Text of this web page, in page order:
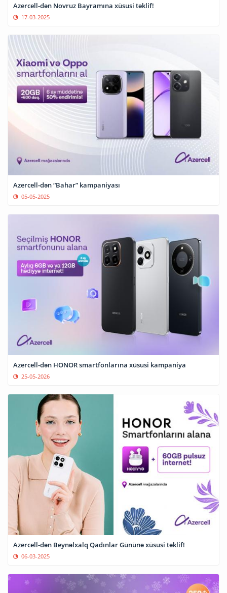
Azercell-dən Novruz Bayramına xüsusi təklif!
17-03-2025
Azercell-dən “Bahar” kampaniyası
05-05-2025
Azercell-dən HONOR smartfonlarına xüsusi kampaniya
25-05-2026
Azercell-dən Beynəlxalq Qadınlar Gününə xüsusi təklif!
06-03-2025